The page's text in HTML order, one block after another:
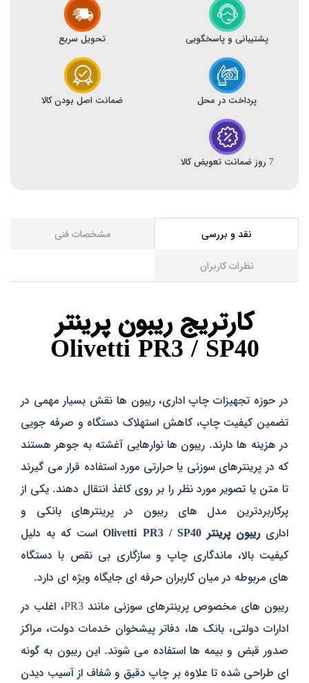
پشتیبانی و پاسخگویی تحویل سریع
پرداخت در محل ضمانت اصل بودن کالا
7 روز ضمانت تعویض کالا
نقد و بررسی مشخصات فنی
نظرات کاربران
کارتریج ریبون پرینتر
Olivetti PR3 / SP40
در حوزه تجهیزات چاپ اداری، ریبون‌ ها نقش بسیار مهمی در
تضمین کیفیت چاپ، کاهش استهلاک دستگاه و صرفه‌ جویی
در هزینه‌ ها دارند. ریبون‌ ها نوارهایی آغشته به جوهر هستند
که در پرینترهای سوزنی یا حرارتی مورد استفاده قرار می‌ گیرند
تا متن یا تصویر مورد نظر را بر روی کاغذ انتقال دهند. یکی از
پرکاربردترین مدل‌ های ریبون در پرینترهای بانکی و
اداریریبون پرینتر Olivetti PR3 / SP40
است که به دلیل
کیفیت بالا، ماندگاری چاپ و سازگاری بی‌ نقص با دستگاه‌
های مربوطه در میان کاربران حرفه‌ ای جایگاه ویژه‌ ای دارد.
ریبون‌ های مخصوص پرینترهای سوزنی مانند PR3، اغلب در
ادارات دولتی، بانک‌ ها، دفاتر پیشخوان خدمات دولت، مراکز
صدور قبض و بیمه‌ ها استفاده می‌ شوند. این ریبون به‌ گونه‌
ای طراحی شده تا علاوه بر چاپ دقیق و شفاف از آسیب دیدن